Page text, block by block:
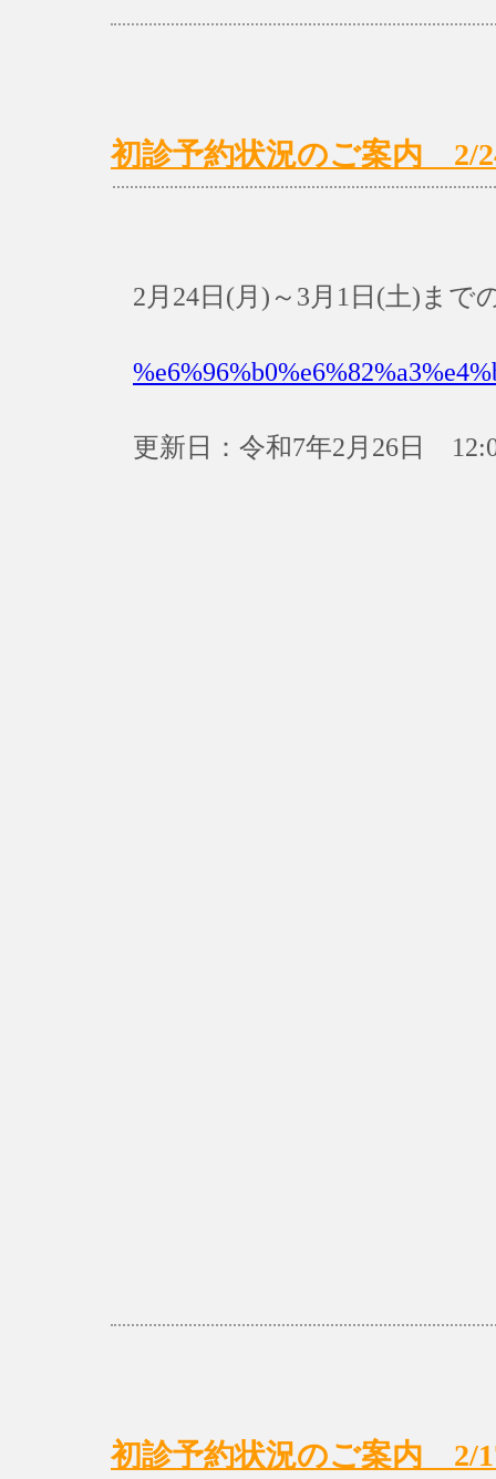
初診予約状況のご案内 2/
2月24日(月)～3月1日(土)まで
更新日：令和7年2月26日
初診予約状況のご案内 2/